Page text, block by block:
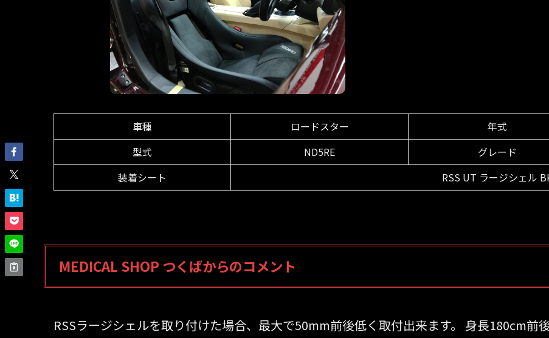
車種 ロードスター 年式
型式
ND5RE
グレード
装着シート
RSS UT ラージシェル
MEDICAL SHOP つくばからのコメント
RSSラージシェルを取り付けた場合、最大で50mm前後低く取付出来ます。 身長180cm前